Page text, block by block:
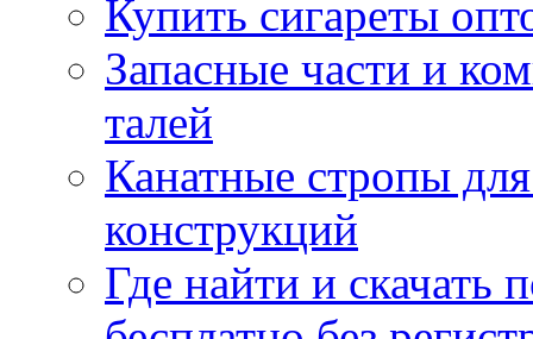
Купить сигареты
Запасные части и
талей
Канатные стропы
конструкций
Где найти и